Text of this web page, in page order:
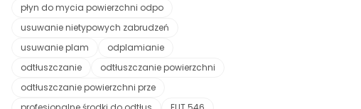
płyn do mycia powierzchni odpo
usuwanie nietypowych zabrudzeń
usuwanie plam
odplamianie
odtłuszczanie
odtłuszczanie powierzchni
odtłuszczanie powierzchni prze